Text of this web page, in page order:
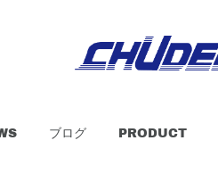
ブログ PRODUCT